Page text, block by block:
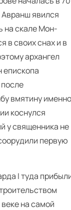
Авранш явился
на скале Мон-
в своих снах и в
архангел
епископа
вмятину именно
коснулся
у священника не
первую
I туда
на самой